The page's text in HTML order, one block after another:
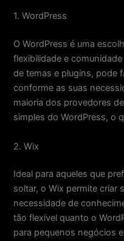
1. WordPress
O WordPress é uma
flexibilidade e
de temas e plugins, pode
conforme as suas
maioria dos provedores
simples do WordPress, o
2. Wix
Ideal para aqueles que
soltar, o Wix permite criar
necessidade de
tão flexível quanto o
para pequenos negócios